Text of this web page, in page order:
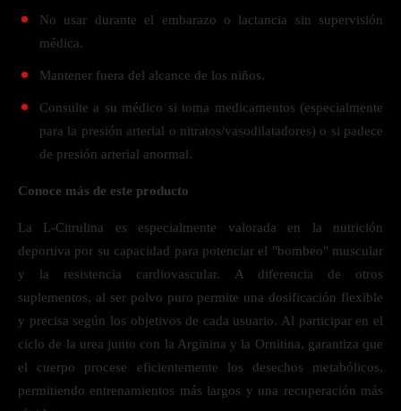
No usar durante el embarazo o lactancia sin supervisión
médica.
Mantener fuera del alcance de los niños.
Consulte a su médico si toma medicamentos (especialmente
para la presión arterial o nitratos/vasodilatadores) o si padece
de presión arterial anormal.
Conoce más de este producto
La L-Citrulina es especialmente valorada en la nutrición
deportiva por su capacidad para potenciar el "bombeo" muscular
y la resistencia cardiovascular. A diferencia de otros
suplementos, al ser polvo puro permite una dosificación flexible
y precisa según los objetivos de cada usuario. Al participar en el
ciclo de la urea junto con la Arginina y la Ornitina, garantiza que
el cuerpo procese eficientemente los desechos metabólicos,
permitiendo entrenamientos más largos y una recuperación más